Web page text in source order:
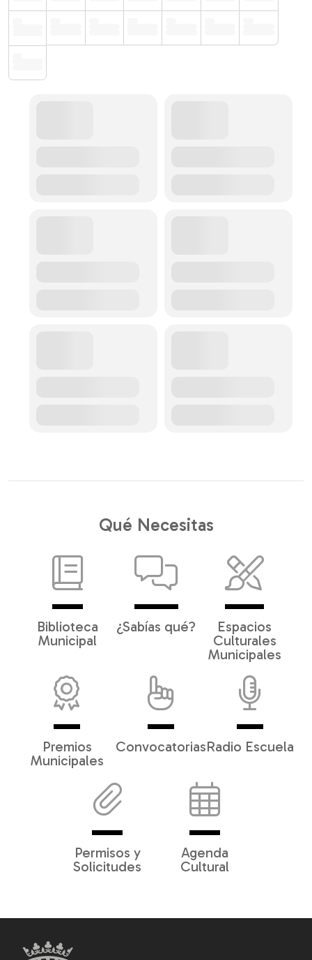
Qué Necesitas
Biblioteca
Municipal
¿Sabías qué?
Espacios
Culturales
Municipales
Premios
Municipales
ConvocatoriasRadio Escuela
Permisos y
Solicitudes
Agenda
Cultural